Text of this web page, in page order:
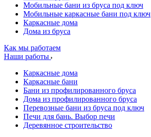
Мобильные бани из бруса под ключ
Мобильные каркасные бани под ключ
Каркасные дома
Дома из бруса
Как мы работаем
Наши работы
Каркасные дома
Каркасные бани
Бани из профилированного бруса
Дома из профилированного бруса
Перевозные бани из бруса под ключ
Печи для бань. Выбор печи
Деревянное строительство